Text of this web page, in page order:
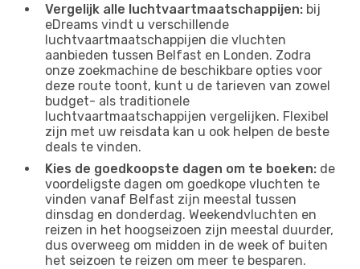
Vergelijk alle luchtvaartmaatschappijen: bij
eDreams vindt u verschillende
luchtvaartmaatschappijen die vluchten
aanbieden tussen Belfast en Londen. Zodra
onze zoekmachine de beschikbare opties voor
deze route toont, kunt u de tarieven van zowel
budget- als traditionele
luchtvaartmaatschappijen vergelijken. Flexibel
zijn met uw reisdata kan u ook helpen de beste
deals te vinden.
Kies de goedkoopste dagen om te boeken: de
voordeligste dagen om goedkope vluchten te
vinden vanaf Belfast zijn meestal tussen
dinsdag en donderdag. Weekendvluchten en
reizen in het hoogseizoen zijn meestal duurder,
dus overweeg om midden in de week of buiten
het seizoen te reizen om meer te besparen.